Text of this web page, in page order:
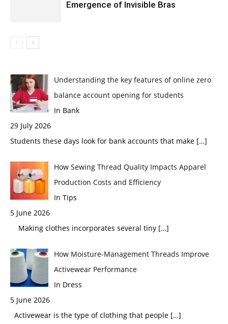
Emergence of Invisible Bras
Understanding the key features of online zero
balance account opening for students
In Bank
29 July 2026
Students these days look for bank accounts that make […]
How Sewing Thread Quality Impacts Apparel
Production Costs and Efficiency
In Tips
5 June 2026
Making clothes incorporates several tiny […]
How Moisture-Management Threads Improve
Activewear Performance
In Dress
5 June 2026
Activewear is the type of clothing that people […]